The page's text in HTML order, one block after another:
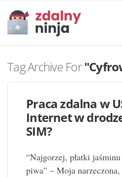
Tag Archive For
Praca zdalna w
Internet w
SIM?
“Najgorzej, płatki
piwa” – Moja